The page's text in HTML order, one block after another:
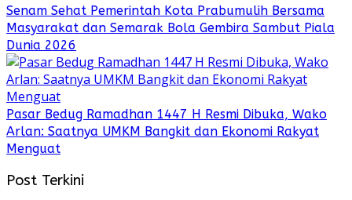
Senam Sehat Pemerintah Kota Prabumulih Bersama
Masyarakat dan Semarak Bola Gembira Sambut Piala
Dunia 2026
Pasar Bedug Ramadhan 1447 H Resmi Dibuka, Wako
Arlan: Saatnya UMKM Bangkit dan Ekonomi Rakyat
Menguat
Post Terkini